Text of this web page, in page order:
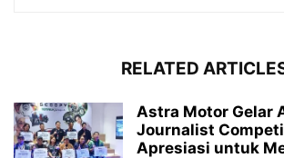
RELATED
Astra Motor Gelar
Journalist
Apresiasi untuk